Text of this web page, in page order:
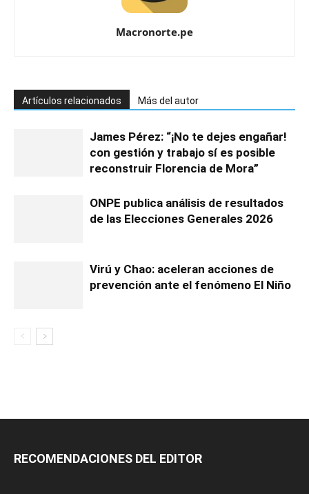
Macronorte.pe
Artículos relacionados Más del autor
James Pérez: “¡No te dejes engañar!
con gestión y trabajo sí es posible
reconstruir Florencia de Mora”
ONPE publica análisis de resultados
de las Elecciones Generales 2026
Virú y Chao: aceleran acciones de
prevención ante el fenómeno El Niño
RECOMENDACIONES DEL EDITOR